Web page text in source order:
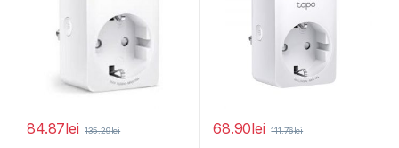
84.87lei 135.29lei 68.90lei 111.76lei